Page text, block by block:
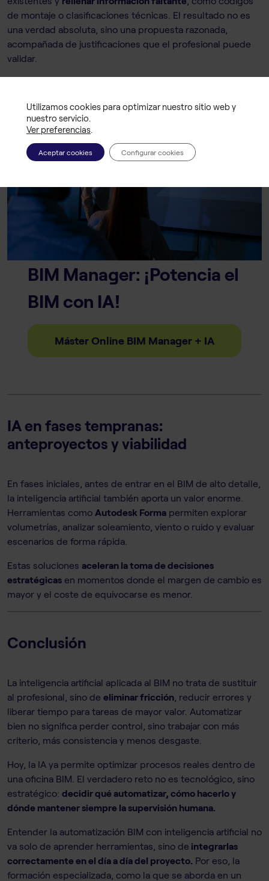
de montaje o clasificaciones técnicas. El resultado no es
una verdad absoluta, sino una propuesta razonada,
acompañada de justificaciones que el profesional puede
validar.
BIM Manager: ¡Potencia el
BIM con IA!
Máster Online BIM Manager + IA
IA en fases tempranas:
anteproyectos y viabilidad
En fases iniciales, antes de entrar en el BIM de alto detalle,
la inteligencia artificial también aporta un valor enorme.
Herramientas como Autodesk Forma permiten explorar
volumetrías, analizar soleamiento, viento o ruido y evaluar
escenarios de forma rápida.
Estas soluciones aceleran la toma de decisiones
estratégicas en momentos donde el margen de cambio es
mayor y el coste de equivocarse es menor.
Conclusión
La inteligencia artificial aplicada al BIM no trata de sustituir
al profesional, sino de eliminar fricción , reducir errores y
liberar tiempo para tareas de mayor valor. Automatizar
bien no significa perder control, sino trabajar con más
criterio, más consistencia y menos desgaste.
Hoy, la IA ya permite optimizar procesos reales dentro de
una oficina BIM. El verdadero reto no es tecnológico, sino
estratégico: decidir qué automatizar, cómo hacerlo y
dónde mantener siempre la supervisión humana.
Entender la automatización BIM con inteligencia artificial no
va solo de aprender herramientas, sino de integrarlas
correctamente en el día a día del proyecto. Por eso, la
formación especializada, como la que se aborda en un
Utilizamos cookies para optimizar nuestro sitio web y
nuestro servicio.
Ver preferencias
Aceptar cookies Configurar cookies